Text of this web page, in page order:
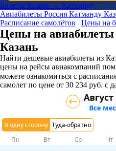
Билеты Казань → Катманду
Авиабилеты Россия Катманду
Расписание самолётов
Цены на
Цены на авиабилеты
Казань
Найти дешевые авиабилеты из
цены на рейсы авиакомпаний
можете ознакомиться с
самолет по цене от 30 234 руб. с
В одну сторону Туда-обратно
Август
Все
Пн Вт Ср Чт